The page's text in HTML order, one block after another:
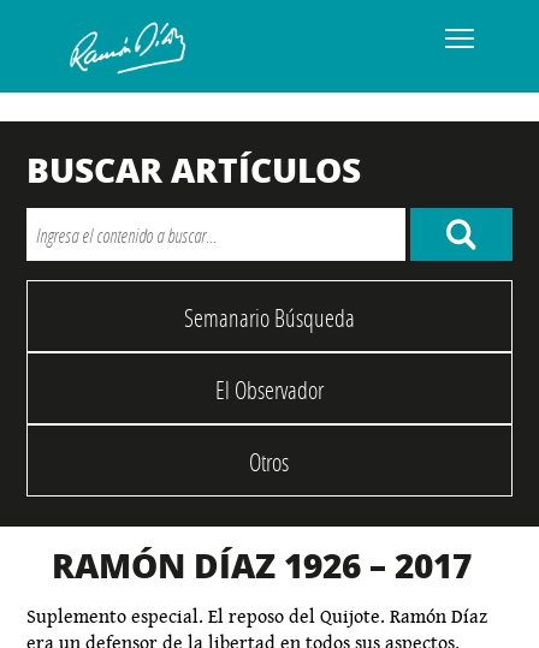
BUSCAR ARTÍCULOS
Semanario Búsqueda
El Observador
Otros
RAMÓN DÍAZ 1926 – 2017
Suplemento especial. El reposo del Quijote. Ramón Díaz​